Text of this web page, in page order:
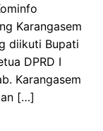
Karangasem
diikuti Bupati
DPRD I
Karangasem
[…]